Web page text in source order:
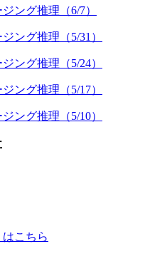
ング推理（6/7）
ング推理（5/31）
ング推理（5/24）
ング推理（5/17）
ング推理（5/10）